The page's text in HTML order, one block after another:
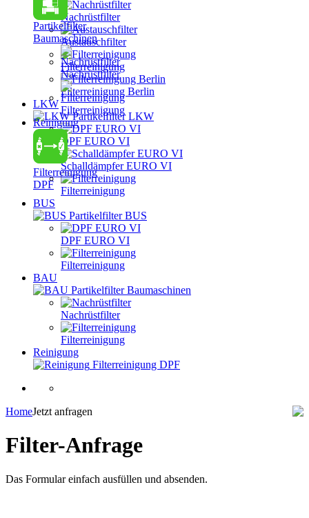
Partikelfilter
Baumaschinen
Nachrüstfilter
Filterreinigung
Reinigung
Filterreinigung
DPF
Nachrüstfilter
Austauschfilter
Filterreinigung
Filterreinigung Berlin
LKW
Partikelfilter LKW
DPF EURO VI
Schalldämpfer EURO VI
Filterreinigung
BUS
Partikelfilter BUS
DPF EURO VI
Filterreinigung
BAU
Partikelfilter Baumaschinen
Nachrüstfilter
Filterreinigung
Reinigung
Filterreinigung DPF
HomeJetzt anfragen
Filter-Anfrage
Das Formular einfach ausfüllen und absenden.